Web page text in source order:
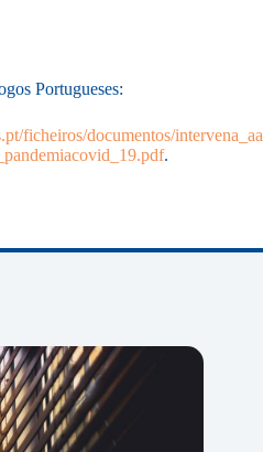
Portugueses:
ficheiros/documentos/intervena_aa
.